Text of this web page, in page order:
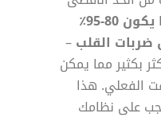
ما يكون 80-95٪
القلب–
بكثير مما يمكن
الفعلي. هذا
على نظامك